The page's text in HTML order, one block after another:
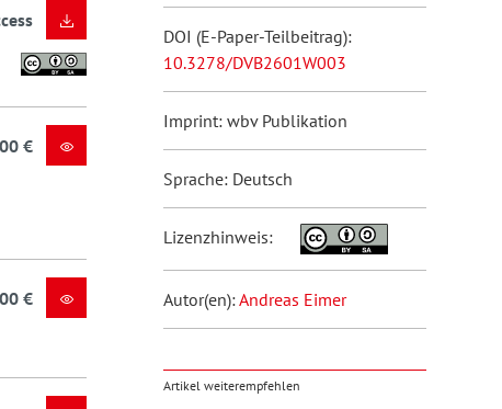
€
€
DOI (E-Paper-Teilbeitrag):
10.3278/DVB2601W003
Imprint: wbv Publikation
Sprache: Deutsch
Lizenzhinweis:
Autor(en):Andreas Eimer
Artikel weiterempfehlen